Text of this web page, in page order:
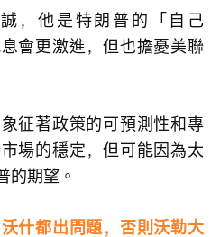
，他是特朗普的「自己
會更激進，但也擔憂美聯
征著政策的可預測性和專
場的穩定，但可能因為太
的期望。
什都出問題，否則沃勒大